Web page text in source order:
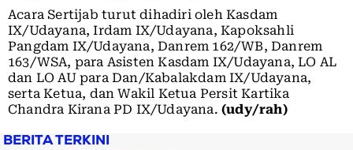
Acara Sertijab turut dihadiri oleh Kasdam
IX/Udayana, Irdam IX/Udayana, Kapoksahli
Pangdam IX/Udayana, Danrem 162/WB, Danrem
163/WSA, para Asisten Kasdam IX/Udayana, LO AL
dan LO AU para Dan/Kabalakdam IX/Udayana,
serta Ketua, dan Wakil Ketua Persit Kartika
Chandra Kirana PD IX/Udayana. (udy/rah)
BERITA TERKINI